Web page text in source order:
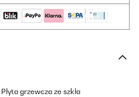
Płyta grzewcza ze szkła